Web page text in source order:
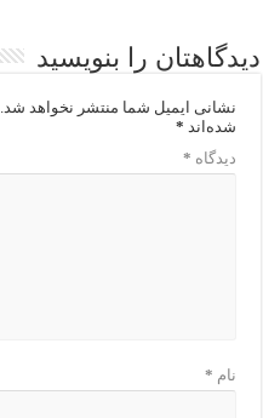
دیدگاهتان را بنویسید
نشانی ایمیل شما منتشر نخواهد شد.
شده‌اند *
دیدگاه *
نام *